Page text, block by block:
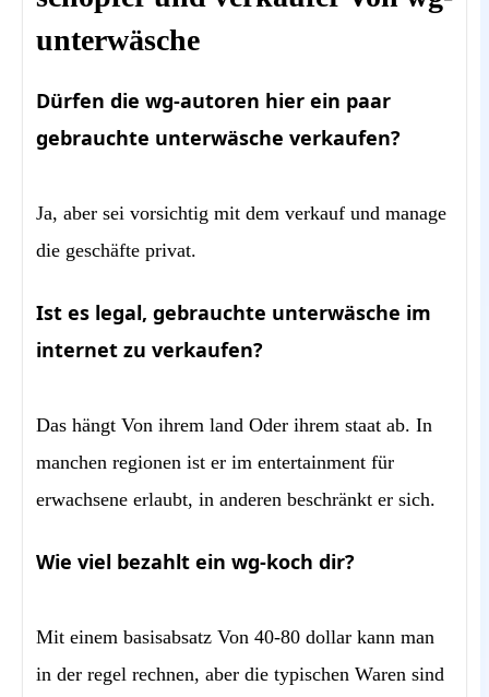
unterwäsche
Dürfen die wg-autoren hier ein paar
gebrauchte unterwäsche verkaufen?
Ja, aber sei vorsichtig mit dem verkauf und manage
die geschäfte privat.
Ist es legal, gebrauchte unterwäsche im
internet zu verkaufen?
Das hängt Von ihrem land Oder ihrem staat ab. In
manchen regionen ist er im entertainment für
erwachsene erlaubt, in anderen beschränkt er sich.
Wie viel bezahlt ein wg-koch dir?
Mit einem basisabsatz Von 40-80 dollar kann man
in der regel rechnen, aber die typischen Waren sind